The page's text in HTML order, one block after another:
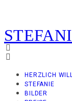
HERZLICH
STEFANIE
BILDER